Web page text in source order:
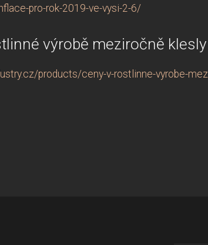
pro-rok-2019-ve-vysi-2-6/
výrobě meziročně klesly
products/ceny-v-rostlinne-vyrobe-